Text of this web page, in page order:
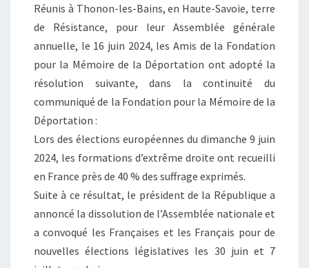
Réunis à Thonon-les-Bains, en Haute-Savoie, terre
de Résistance, pour leur Assemblée générale
annuelle, le 16 juin 2024, les Amis de la Fondation
pour la Mémoire de la Déportation ont adopté la
résolution suivante, dans la continuité du
communiqué de la Fondation pour la Mémoire de la
Déportation :
Lors des élections européennes du dimanche 9 juin
2024, les formations d’extrême droite ont recueilli
en France près de 40 % des suffrage exprimés.
Suite à ce résultat, le président de la République a
annoncé la dissolution de l’Assemblée nationale et
a convoqué les Françaises et les Français pour de
nouvelles élections législatives les 30 juin et 7